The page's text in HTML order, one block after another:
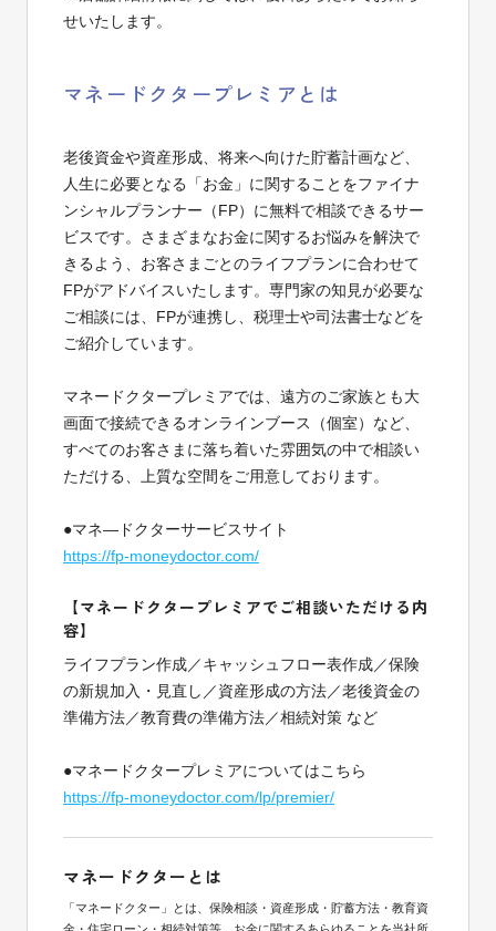
せいたします。
マネードクタープレミアとは
老後資金や資産形成、将来へ向けた貯蓄計画など、
人生に必要となる「お金」に関することをファイナ
ンシャルプランナー（FP）に無料で相談できるサー
ビスです。さまざまなお金に関するお悩みを解決で
きるよう、お客さまごとのライフプランに合わせて
FPがアドバイスいたします。専門家の知見が必要な
ご相談には、FPが連携し、税理士や司法書士などを
ご紹介しています。
マネードクタープレミアでは、遠方のご家族とも大
画面で接続できるオンラインブース（個室）など、
すべてのお客さまに落ち着いた雰囲気の中で相談い
ただける、上質な空間をご用意しております。
●マネ―ドクターサービスサイト
https://fp-moneydoctor.com/
【マネードクタープレミアでご相談いただける内
容】
ライフプラン作成／キャッシュフロー表作成／保険
の新規加入・見直し／資産形成の方法／老後資金の
準備方法／教育費の準備方法／相続対策 など
●マネードクタープレミアについてはこちら
https://fp-moneydoctor.com/lp/premier/
マネードクターとは
「マネードクター」とは、保険相談・資産形成・貯蓄方法・教育資